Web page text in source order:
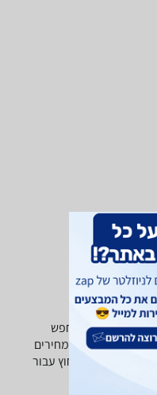
עיר
אביזרים לכלי מיתר ‏Vivaldi ‏נרתיק -נמצאו 1 מוצרים. מחפש
דעת, השוואת מחירים
וכל המידע הנחוץ עבור